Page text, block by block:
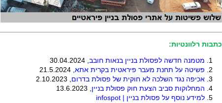
כתבות רלוונטיות:
מטמנה חדשה לפסולת בניין בנאות חובב
פשיטה על תחנת מעבר פיראטית בקרית אתא
אכיפה נגד השלכה לא חוקית של פסולת בדרום
המחלוקות סביב הצעת חוק פסולת בניין
למידע נוסף על פסולת בניין | infospot